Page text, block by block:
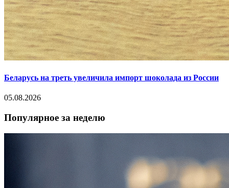
Беларусь на треть увеличила импорт шоколада из России
05.08.2026
Популярное за неделю